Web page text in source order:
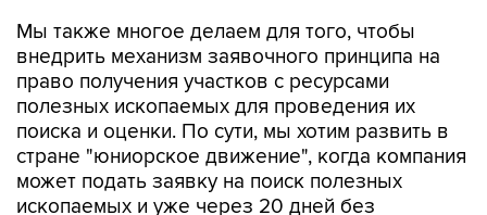
Мы также многое делаем для того, чтобы
внедрить механизм заявочного принципа на
право получения участков с ресурсами
полезных ископаемых для проведения их
поиска и оценки. По сути, мы хотим развить в
стране "юниорское движение", когда компания
может подать заявку на поиск полезных
ископаемых и уже через 20 дней без